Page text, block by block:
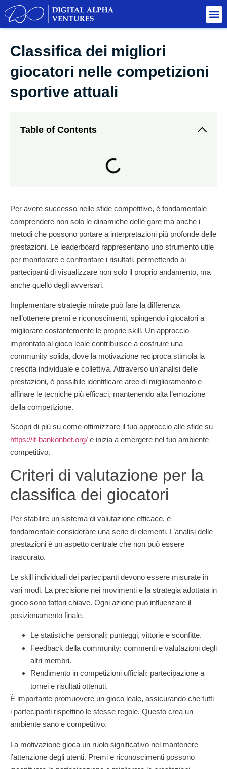
Classifica dei migliori
giocatori nelle competizioni
sportive attuali
Table of Contents
Per avere successo nelle sfide competitive, è fondamentale
comprendere non solo le dinamiche delle gare ma anche i
metodi che possono portare a interpretazioni più profonde delle
prestazioni. Le leaderboard rappresentano uno strumento utile
per monitorare e confrontare i risultati, permettendo ai
partecipanti di visualizzare non solo il proprio andamento, ma
anche quello degli avversari.
Implementare strategie mirate può fare la differenza
nell’ottenere premi e riconoscimenti, spingendo i giocatori a
migliorare costantemente le proprie skill. Un approccio
improntato al gioco leale contribuisce a costruire una
community solida, dove la motivazione reciproca stimola la
crescita individuale e collettiva. Attraverso un’analisi delle
prestazioni, è possibile identificare aree di miglioramento e
affinare le tecniche più efficaci, mantenendo alta l’emozione
della competizione.
Scopri di più su come ottimizzare il tuo approccio alle sfide su
https://it-bankonbet.org/ e inizia a emergere nel tuo ambiente
competitivo.
Criteri di valutazione per la
classifica dei giocatori
Per stabilire un sistema di valutazione efficace, è
fondamentale considerare una serie di elementi. L’analisi delle
prestazioni è un aspetto centrale che non può essere
trascurato.
Le skill individuali dei partecipanti devono essere misurate in
vari modi. La precisione nei movimenti e la strategia adottata in
gioco sono fattori chiave. Ogni azione può influenzare il
posizionamento finale.
Le statistiche personali: punteggi, vittorie e sconfitte.
Feedback della community: commenti e valutazioni degli
altri membri.
Rendimento in competizioni ufficiali: partecipazione a
tornei e risultati ottenuti.
È importante promuovere un gioco leale, assicurando che tutti
i partecipanti rispettino le stesse regole. Questo crea un
ambiente sano e competitivo.
La motivazione gioca un ruolo significativo nel mantenere
l’attenzione degli utenti. Premi e riconoscimenti possono